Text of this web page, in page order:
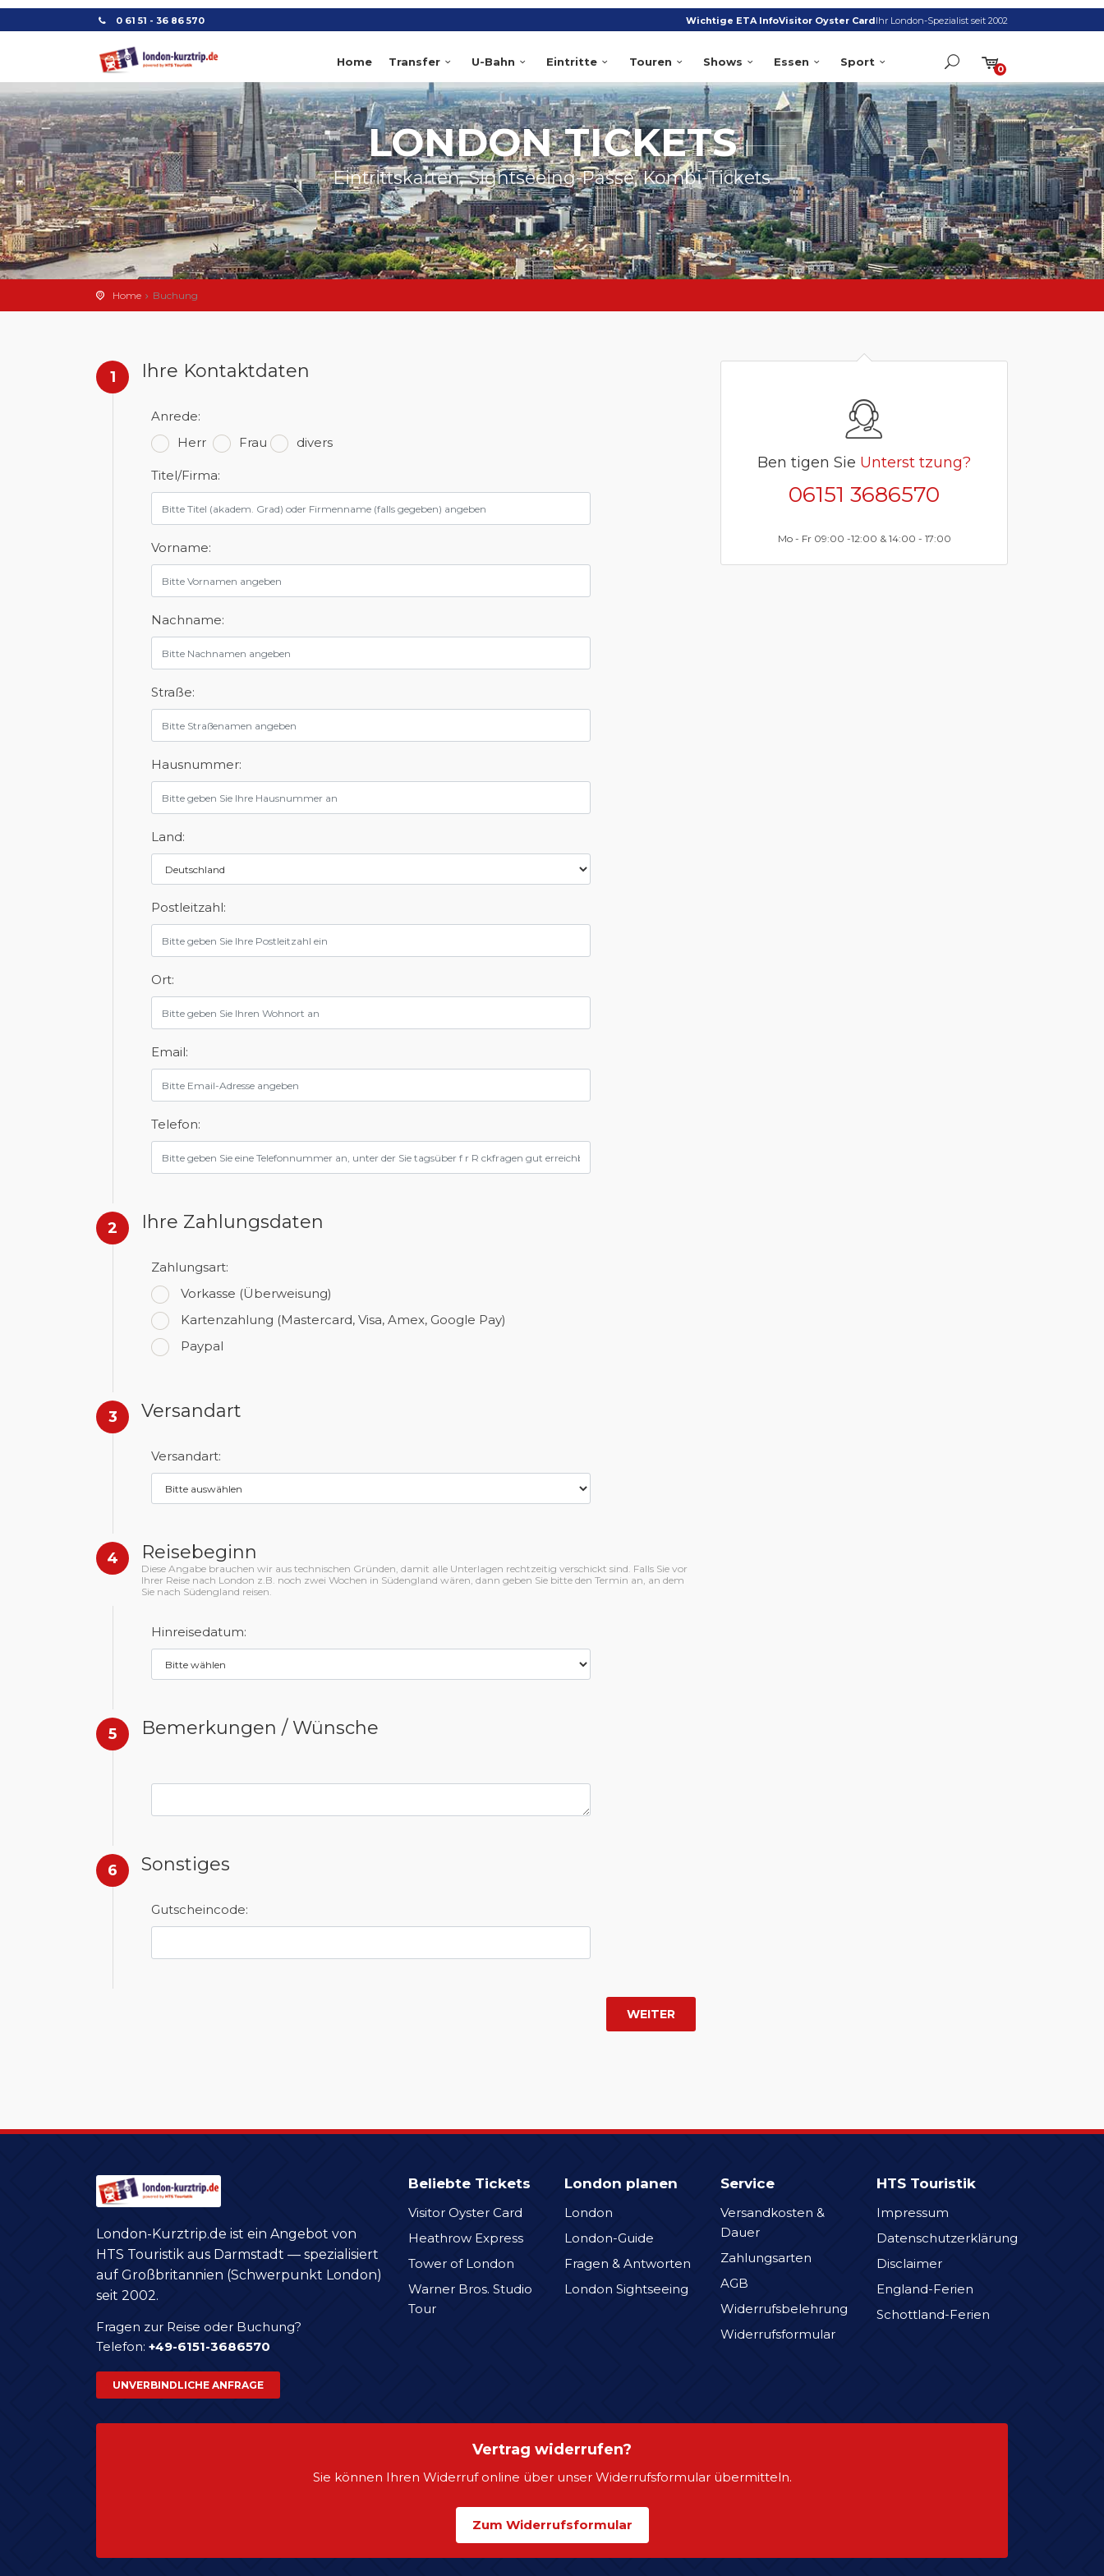
0 61 51 - 36 86 570 Wichtige ETA InfoVisitor Oyster CardIhr London-Spezialist seit 2002
Home Transfer U-Bahn Eintritte Touren Shows Essen Sport
0
LONDON TICKETS
Eintrittskarten, Sightseeing-Pässe, Kombi-Tickets
Home Buchung
1 Ihre Kontaktdaten
Anrede:
Herr
Frau divers
Titel/Firma:
Vorname:
Nachname:
Straße:
Hausnummer:
Land:
Postleitzahl:
Ort:
Email:
Telefon:
2 Ihre Zahlungsdaten
Zahlungsart:
Vorkasse (Überweisung)
Kartenzahlung (Mastercard, Visa, Amex, Google Pay)
Paypal
3 Versandart
Versandart:
4 Reisebeginn
Diese Angabe brauchen wir aus technischen Gründen, damit alle Unterlagen rechtzeitig verschickt sind. Falls Sie vor
Ihrer Reise nach London z.B. noch zwei Wochen in Südengland wären, dann geben Sie bitte den Termin an, an dem
Sie nach Südengland reisen.
Hinreisedatum:
5 Bemerkungen / Wünsche
6 Sonstiges
Gutscheincode:
Ben tigen Sie Unterst tzung?
06151 3686570
Mo - Fr 09:00 -12:00 & 14:00 - 17:00
London-Kurztrip.de ist ein Angebot von
HTS Touristik aus Darmstadt — spezialisiert
auf Großbritannien (Schwerpunkt London)
seit 2002.
Fragen zur Reise oder Buchung?
Telefon: +49-6151-3686570
UNVERBINDLICHE ANFRAGE
Beliebte Tickets
Visitor Oyster Card
Heathrow Express
Tower of London
Warner Bros. Studio
Tour
London planen
London
London-Guide
Fragen & Antworten
London Sightseeing
Service
Versandkosten &
Dauer
Zahlungsarten
AGB
Widerrufsbelehrung
Widerrufsformular
HTS Touristik
Impressum
Datenschutzerklärung
Disclaimer
England-Ferien
Schottland-Ferien
Vertrag widerrufen?
Sie können Ihren Widerruf online über unser Widerrufsformular übermitteln.
Zum Widerrufsformular